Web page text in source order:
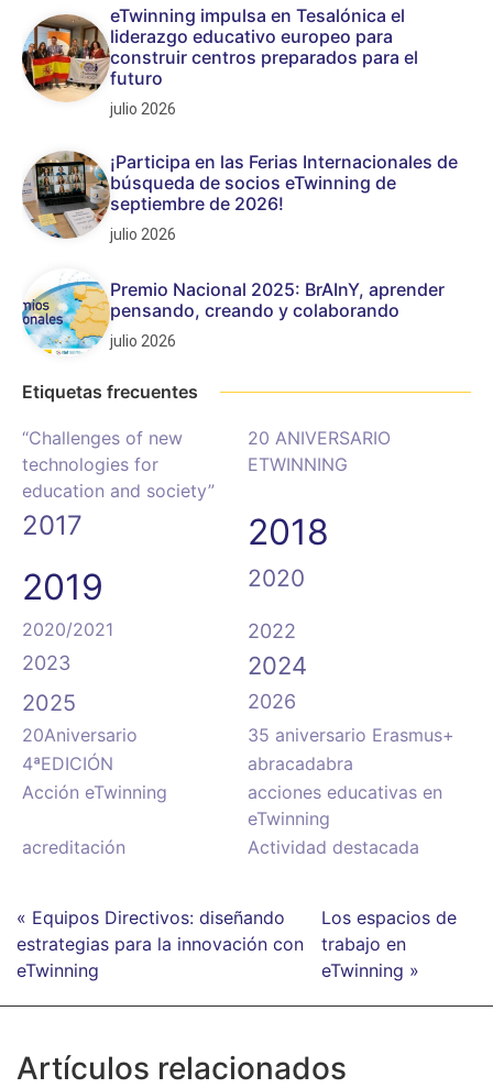
eTwinning impulsa en Tesalónica el
liderazgo educativo europeo para
construir centros preparados para el
futuro
julio 2026
¡Participa en las Ferias Internacionales de
búsqueda de socios eTwinning de
septiembre de 2026!
julio 2026
Premio Nacional 2025: BrAInY, aprender
pensando, creando y colaborando
julio 2026
Etiquetas frecuentes
“Challenges of new
technologies for
education and society”
20 ANIVERSARIO
ETWINNING
2017
2018
2019
2020
2020/2021
2022
2023
2024
2025 2026
20Aniversario
35 aniversario Erasmus+
4ªEDICIÓN
abracadabra
Acción eTwinning
acciones educativas en
eTwinning
acreditación
Actividad destacada
« Equipos Directivos: diseñando
estrategias para la innovación con
eTwinning
Los espacios de
trabajo en
eTwinning »
Artículos relacionados